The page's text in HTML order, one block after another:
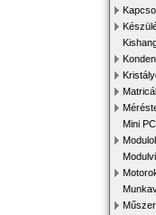
Mini